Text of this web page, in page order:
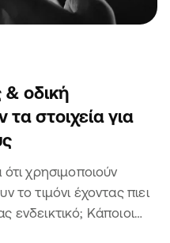
οδική
τα στοιχεία για
χρησιμοποιούν
το τιμόνι έχοντας πιει
ενδεικτικό; Κάποιοι